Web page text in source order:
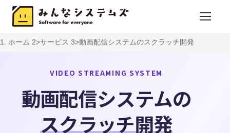
ホーム サービス 動画配信システムのスクラッチ開発
VIDEO STREAMING SYSTEM
動画配信システムの
スクラッチ開発